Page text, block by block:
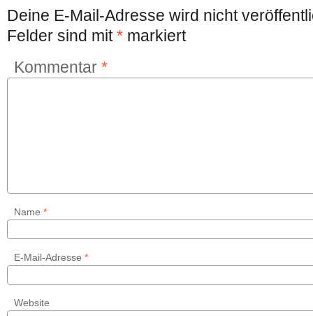
Deine E-Mail-Adresse wird nicht
Felder sind mit* markiert
Kommentar *
Name *
E-Mail-Adresse *
Website